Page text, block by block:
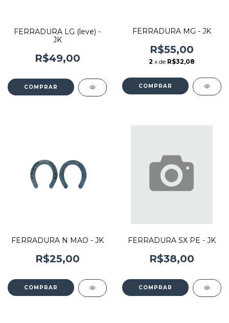
FERRADURA LG (leve) -
JK
R$49,00
COMPRAR
FERRADURA MG - JK
R$55,00
2 x de R$32,08
COMPRAR
FERRADURA N MAO - JK
R$25,00
COMPRAR
FERRADURA SX PE - JK
R$38,00
COMPRAR